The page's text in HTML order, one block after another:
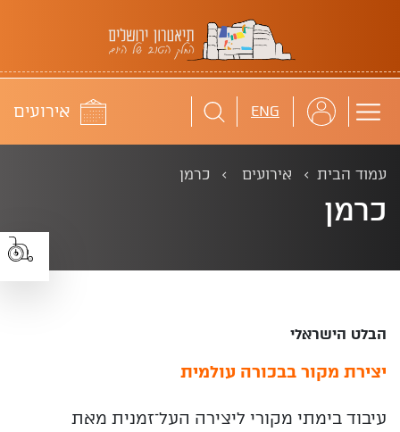
תיאטרון ירושלים
ENG לוח
אירועים
עמוד הבית אירועים כרמן
כרמן
הבלט הישראלי
יצירת מקור בבכורה עולמית
עיבוד בימתי מקורי ליצירה העל־זמנית מאת